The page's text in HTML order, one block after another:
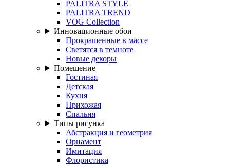
PALITRA STYLE
PALITRA TREND
VOG Collection
Инновационные обои
Прокрашенные в массе
Светятся в темноте
Новые декоры
Помещение
Гостиная
Детская
Кухня
Прихожая
Спальня
Типы рисунка
Абстракция и геометрия
Орнамент
Имитация
Флористика